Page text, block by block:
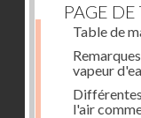
PAGE DE
Table de
vapeur
l'air